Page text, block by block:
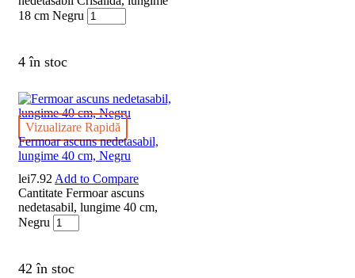
18 cm Negru
4 în stoc
Vizualizare Rapidă
Fermoar ascuns nedetasabil,
lungime 40 cm, Negru
lei7.92 Add to Compare
Cantitate Fermoar ascuns
nedetasabil, lungime 40 cm,
Negru
42 în stoc